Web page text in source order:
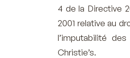
4 de la Directive
2001 relative au
l’imputabilité
Christie’s.